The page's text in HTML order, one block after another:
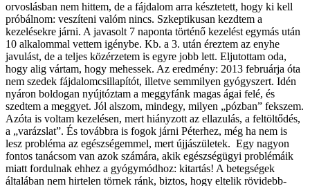
orvoslásban nem hittem, de a fájdalom arra késztetett, hogy ki kell
próbálnom: veszíteni valóm nincs. Szkeptikusan kezdtem a
kezelésekre járni. A javasolt 7 naponta történő kezelést egymás után
10 alkalommal vettem igénybe. Kb. a 3. után éreztem az enyhe
javulást, de a teljes közérzetem is egyre jobb lett. Eljutottam oda,
hogy alig vártam, hogy mehessek. Az eredmény: 2013 februárja óta
nem szedek fájdalomcsillapítót, illetve semmilyen gyógyszert. Idén
nyáron boldogan nyújtóztam a meggyfánk magas ágai felé, és
szedtem a meggyet. Jól alszom, mindegy, milyen „pózban” fekszem.
Azóta is voltam kezelésen, mert hiányzott az ellazulás, a feltöltődés,
a „varázslat”. És továbbra is fogok járni Péterhez, még ha nem is
lesz probléma az egészségemmel, mert újjászületek. Egy nagyon
fontos tanácsom van azok számára, akik egészségügyi problémáik
miatt fordulnak ehhez a gyógymódhoz: kitartás! A betegségek
általában nem hirtelen törnek ránk, biztos, hogy eltelik rövidebb-